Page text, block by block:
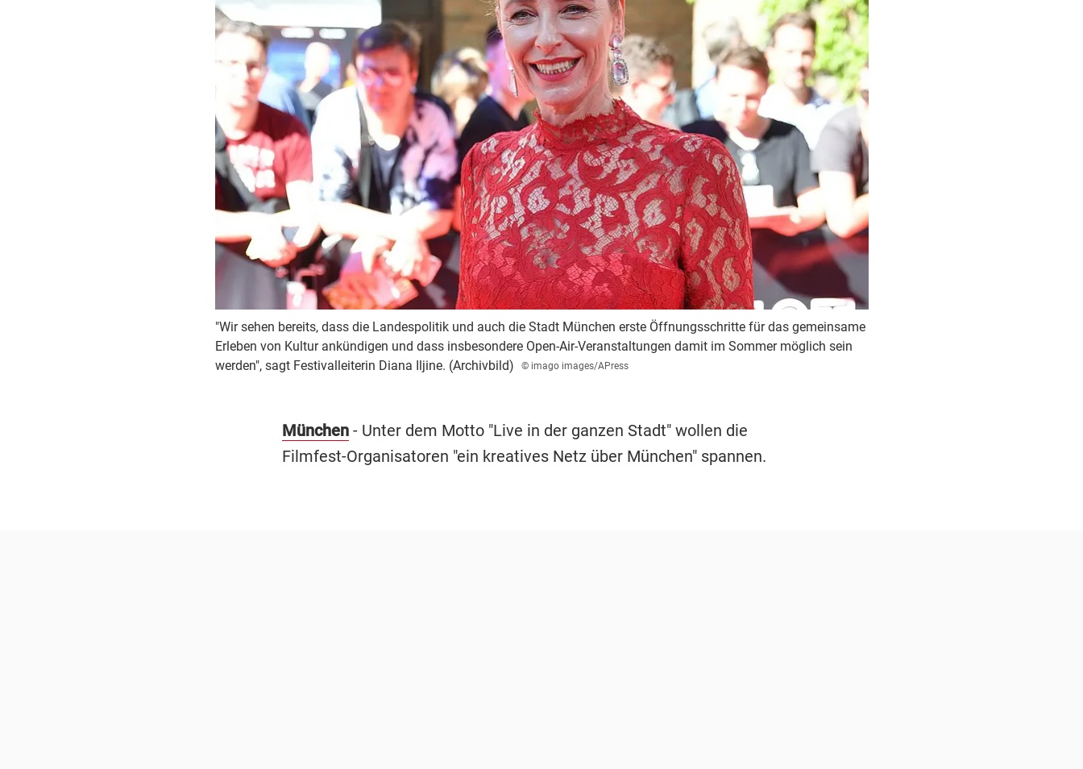
"Wir sehen bereits, dass die Landespolitik und auch die Stadt München erste Öffnungsschritte für das gemeinsame
Erleben von Kultur ankündigen und dass insbesondere Open-Air-Veranstaltungen damit im Sommer möglich sein
werden", sagt Festivalleiterin Diana Iljine. (Archivbild)
© imago images/APress
München- Unter dem Motto "Live in der ganzen Stadt" wollen die
Filmfest-Organisatoren "ein kreatives Netz über München" spannen.